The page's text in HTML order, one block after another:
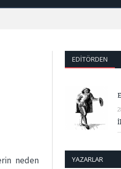
neden
EDITÖRDEN
YAZARLAR